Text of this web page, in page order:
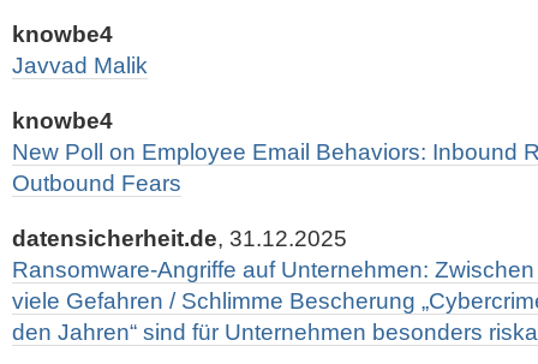
knowbe4
Javvad Malik
knowbe4
New Poll on Employee Email Behaviors: Inbound
Outbound Fears
datensicherheit.de, 31.12.2025
Ransomware-Angriffe auf Unternehmen:
viele Gefahren / Schlimme Bescherung
den Jahren“ sind für Unternehmen besonders